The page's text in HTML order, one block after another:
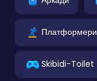
Платформери
Skibidi-Toilet